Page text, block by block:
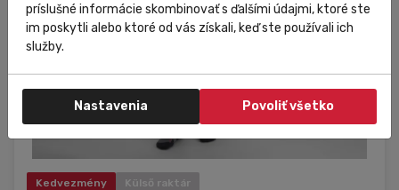
Kedvezmény Külső raktár
príslušné informácie skombinovať s ďalšími údajmi, ktoré ste
im poskytli alebo ktoré od vás získali, keď ste používali ich
služby.
Nastavenia Povoliť všetko